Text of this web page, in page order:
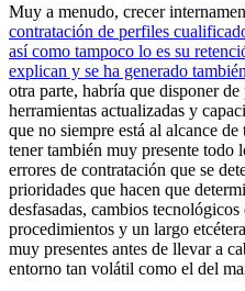
Muy a menudo, crecer
contratación de perfiles
así como tampoco lo es su
explican y se ha generado
otra parte, habría que disponer
herramientas actualizadas y
que no siempre está al alcance
tener también muy presente todo
errores de contratación que se
prioridades que hacen que
desfasadas, cambios
procedimientos y un largo
muy presentes antes de llevar a
entorno tan volátil como el del